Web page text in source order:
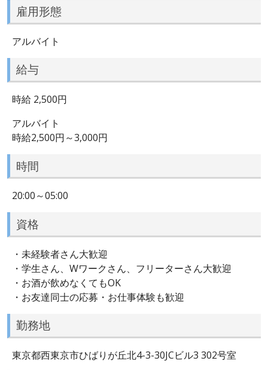
雇用形態
アルバイト
給与
時給 2,500円
アルバイト
時給2,500円～3,000円
時間
20:00～05:00
資格
・未経験者さん大歓迎
・学生さん、Wワークさん、フリーターさん大歓迎
・お酒が飲めなくてもOK
・お友達同士の応募・お仕事体験も歓迎
勤務地
東京都西東京市ひばりが丘北4-3-30JCビル3 302号室